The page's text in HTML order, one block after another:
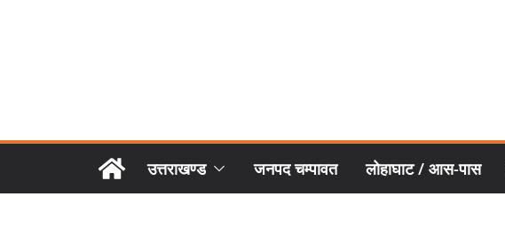
उत्तराखण्ड जनपद चम्पावत लोहाघाट / आस-पास